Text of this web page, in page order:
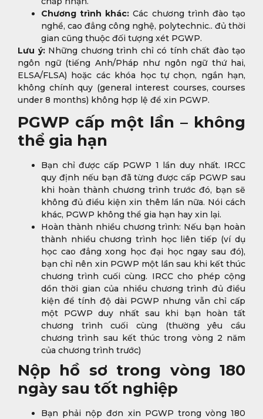
Chương trình khác: Các chương trình đào tạo
nghề, cao đẳng công nghệ, polytechnic.. đủ thời
gian cũng thuộc đối tượng xét PGWP.
Lưu ý:Những chương trình chỉ có tính chất đào tạo
ngôn ngữ (tiếng Anh/Pháp như ngôn ngữ thứ hai,
ELSA/FLSA) hoặc các khóa học tự chọn, ngắn hạn,
không chính quy (general interest courses, courses
under 8 months) không hợp lệ để xin PGWP.
PGWP cấp một lần – không
thể gia hạn
Bạn chỉ được cấp PGWP 1 lần duy nhất. IRCC
quy định nếu bạn đã từng được cấp PGWP sau
khi hoàn thành chương trình trước đó, bạn sẽ
không đủ điều kiện xin thêm lần nữa. Nói cách
khác, PGWP không thể gia hạn hay xin lại.
Hoàn thành nhiều chương trình: Nếu bạn hoàn
thành nhiều chương trình học liên tiếp (ví dụ
học cao đẳng xong học đại học ngay sau đó),
bạn chỉ nên xin PGWP một lần sau khi kết thúc
chương trình cuối cùng. IRCC cho phép cộng
dồn thời gian của nhiều chương trình đủ điều
kiện để tính độ dài PGWP nhưng vẫn chỉ cấp
một PGWP duy nhất sau khi bạn hoàn tất
chương trình cuối cùng (thường yêu cầu
chương trình sau kết thúc trong vòng 2 năm
của chương trình trước)
Nộp hồ sơ trong vòng 180
ngày sau tốt nghiệp
Bạn phải nộp đơn xin PGWP trong vòng 180